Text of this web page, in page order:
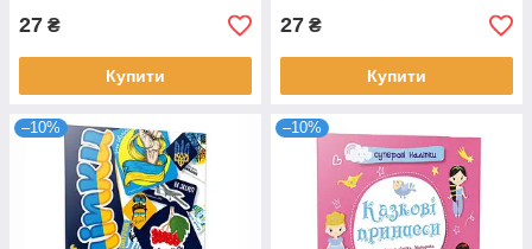
27 ₴
Купити
27 ₴
Купити
–10% –10%